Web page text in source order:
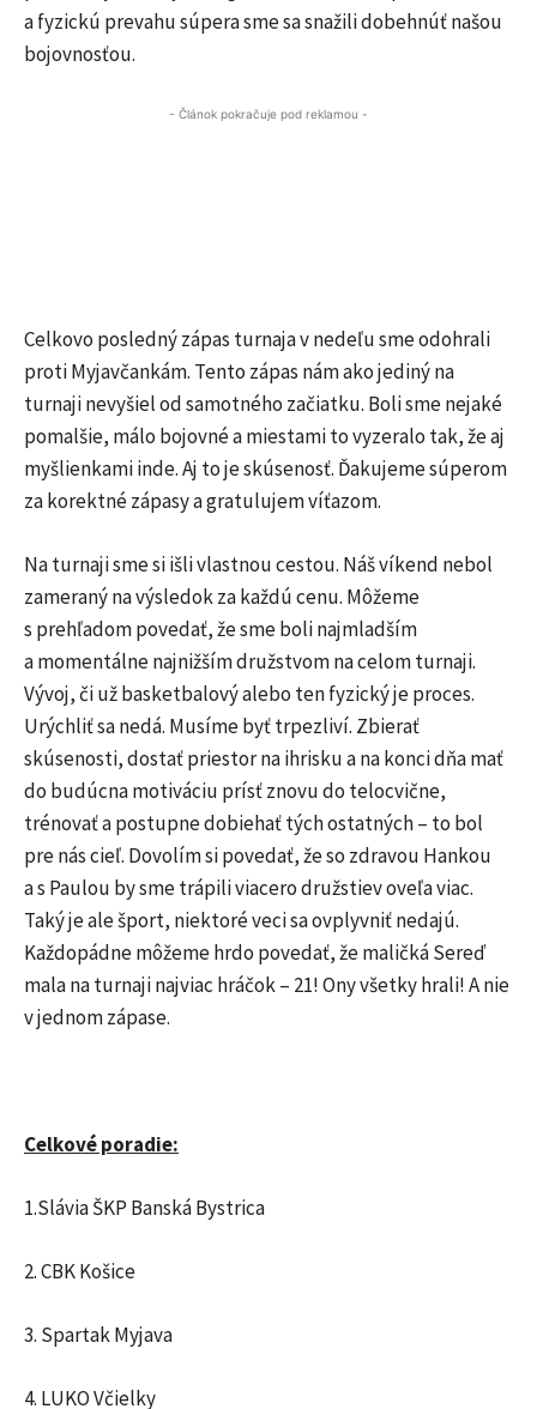
a fyzickú prevahu súpera sme sa snažili dobehnúť našou
bojovnosťou.
- Článok pokračuje pod reklamou -
Celkovo posledný zápas turnaja v nedeľu sme odohrali
proti Myjavčankám. Tento zápas nám ako jediný na
turnaji nevyšiel od samotného začiatku. Boli sme nejaké
pomalšie, málo bojovné a miestami to vyzeralo tak, že aj
myšlienkami inde. Aj to je skúsenosť. Ďakujeme súperom
za korektné zápasy a gratulujem víťazom.
Na turnaji sme si išli vlastnou cestou. Náš víkend nebol
zameraný na výsledok za každú cenu. Môžeme
s prehľadom povedať, že sme boli najmladším
a momentálne najnižším družstvom na celom turnaji.
Vývoj, či už basketbalový alebo ten fyzický je proces.
Urýchliť sa nedá. Musíme byť trpezliví. Zbierať
skúsenosti, dostať priestor na ihrisku a na konci dňa mať
do budúcna motiváciu prísť znovu do telocvične,
trénovať a postupne dobiehať tých ostatných – to bol
pre nás cieľ. Dovolím si povedať, že so zdravou Hankou
a s Paulou by sme trápili viacero družstiev oveľa viac.
Taký je ale šport, niektoré veci sa ovplyvniť nedajú.
Každopádne môžeme hrdo povedať, že maličká Sereď
mala na turnaji najviac hráčok – 21! Ony všetky hrali! A nie
v jednom zápase.
Celkové poradie:
1.Slávia ŠKP Banská Bystrica
2. CBK Košice
3. Spartak Myjava
4. LUKO Včielky